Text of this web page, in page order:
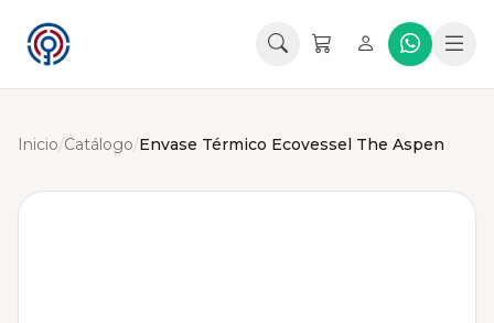
Inicio/Catálogo/Envase Térmico Ecovessel The Aspen